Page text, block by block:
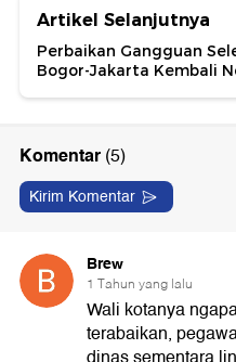
Artikel Selanjutnya
Perbaikan Gangguan
Bogor-Jakarta Kembali